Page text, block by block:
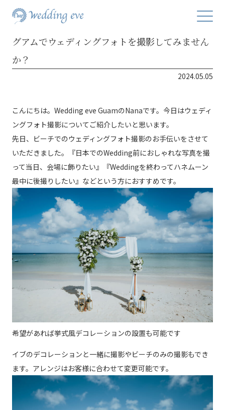
グアムでウェディングフォトを撮影してみません
か？
2024.05.05
こんにちは。Wedding eve GuamのNanaです。今日はウェディ
ングフォト撮影についてご紹介したいと思います。
先日、ビーチでのウェディングフォト撮影のお手伝いをさせて
いただきました。『日本でのWedding前におしゃれな写真を撮
って当日、会場に飾りたい』『Weddingを終わってハネムーン
最中に後撮りしたい』などという方におすすめです。
希望があれば挙式風デコレーションの設置も可能です
イブのデコレーションと一緒に撮影やビーチのみの撮影もでき
ます。アレンジはお客様に合わせて変更可能です。